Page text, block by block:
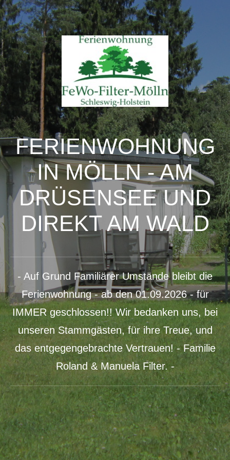
FERIENWOHNUNG
IN MÖLLN - AM
DRÜSENSEE UND
DIREKT AM WALD
- Auf Grund Familiärer Umstände bleibt die
Ferienwohnung - ab den 01.09.2026 - für
IMMER geschlossen!! Wir bedanken uns, bei
unseren Stammgästen, für ihre Treue, und
das entgegengebrachte Vertrauen! - Familie
Roland & Manuela Filter. -